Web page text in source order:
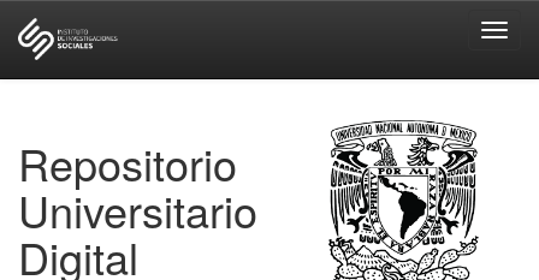
Repositorio
Universitario
Digital